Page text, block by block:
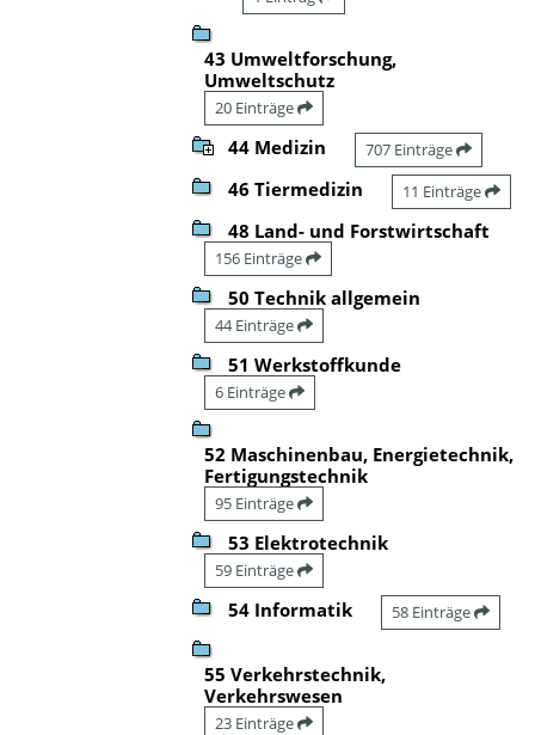
43 Umweltforschung,
Umweltschutz
20 Einträge
44 Medizin 707 Einträge
46 Tiermedizin 11 Einträge
48 Land- und Forstwirtschaft
156 Einträge
50 Technik allgemein
44 Einträge
51 Werkstoffkunde
6 Einträge
52 Maschinenbau, Energietechnik,
Fertigungstechnik
95 Einträge
53 Elektrotechnik
59 Einträge
54 Informatik 58 Einträge
55 Verkehrstechnik,
Verkehrswesen
23 Einträge